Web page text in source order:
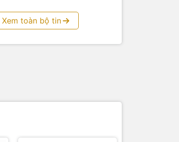
Xem toàn bộ tin